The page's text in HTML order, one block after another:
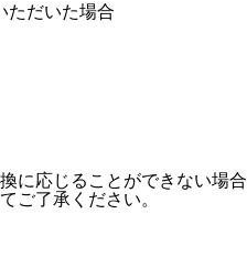
ただいた場合
に応じることができない場合
ご了承ください。